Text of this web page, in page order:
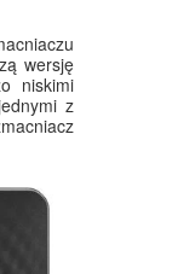
wersję
niskimi
z